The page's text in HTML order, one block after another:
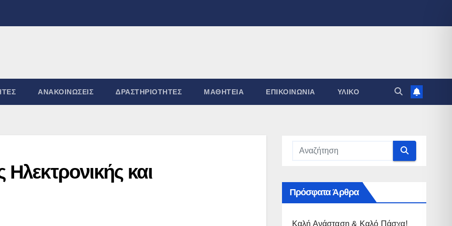
ΑΝΑΚΟΙΝΏΣΕΙΣ ΔΡΑΣΤΗΡΙΌΤΗΤΕΣ ΜΑΘΗΤΕΊΑ ΕΠΙΚΟΙΝΩΝΊΑ ΥΛΙΚΌ
και
Πρόσφατα Άρθρα
Καλή Ανάσταση & Καλό Πάσχα!